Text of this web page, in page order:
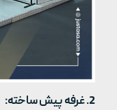
2. غرفه‌ پیش ساخته: